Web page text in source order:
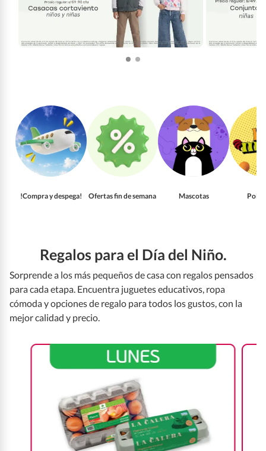
!Compra y despega! Ofertas fin de semana Mascotas
Regalos para el Día del Niño.
Sorprende a los más pequeños de casa con regalos pensados
para cada etapa. Encuentra juguetes educativos, ropa
cómoda y opciones de regalo para todos los gustos, con la
mejor calidad y precio.